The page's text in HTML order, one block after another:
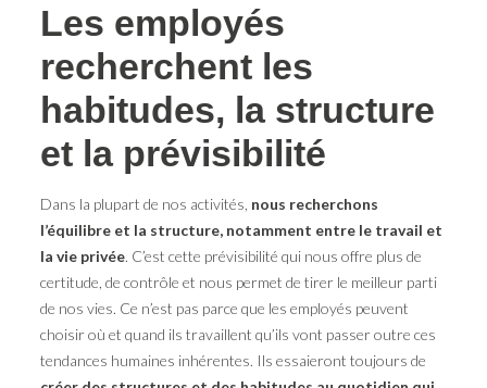
Les employés
recherchent les
habitudes, la structure
et la prévisibilité
Dans la plupart de nos activités, nous recherchons
l’équilibre et la structure, notamment entre le travail et
la vie privée. C’est cette prévisibilité qui nous offre plus de
certitude, de contrôle et nous permet de tirer le meilleur parti
de nos vies. Ce n’est pas parce que les employés peuvent
choisir où et quand ils travaillent qu’ils vont passer outre ces
tendances humaines inhérentes. Ils essaieront toujours de